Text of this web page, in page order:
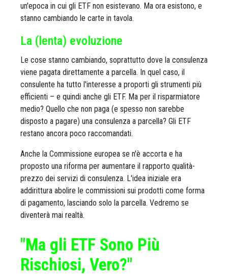
un'epoca in cui gli ETF non esistevano. Ma ora esistono, e
stanno cambiando le carte in tavola.
La (lenta) evoluzione
Le cose stanno cambiando, soprattutto dove la consulenza
viene pagata direttamente a parcella. In quel caso, il
consulente ha tutto l'interesse a proporti gli strumenti più
efficienti – e quindi anche gli ETF. Ma per il risparmiatore
medio? Quello che non paga (e spesso non sarebbe
disposto a pagare) una consulenza a parcella? Gli ETF
restano ancora poco raccomandati.
Anche la Commissione europea se n'è accorta e ha
proposto una riforma per aumentare il rapporto qualità-
prezzo dei servizi di consulenza. L'idea iniziale era
addirittura abolire le commissioni sui prodotti come forma
di pagamento, lasciando solo la parcella. Vedremo se
diventerà mai realtà.
"Ma gli ETF Sono Più
Rischiosi, Vero?"